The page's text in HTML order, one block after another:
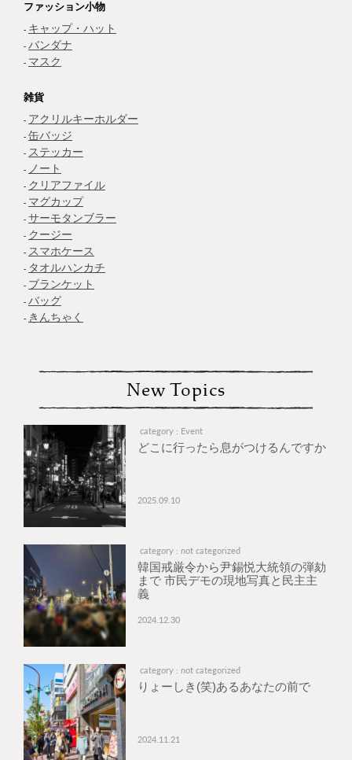
ファッション小物
キャップ・ハット
バンダナ
マスク
雑貨
アクリルキーホルダー
缶バッジ
ステッカー
ノート
クリアファイル
マグカップ
サーモタンブラー
クージー
スマホケース
タオルハンカチ
ブランケット
バッグ
きんちゃく
New Topics
category : Event
どこに行ったら息がつけるんですか
2025.09.10
category : not categorized
韓国戒厳令から尹錫悦大統領の弾劾
まで 市民デモの現地写真と民主主
義
2024.12.30
category : not categorized
りょーしき(笑)あるあなたの前で
2024.11.21